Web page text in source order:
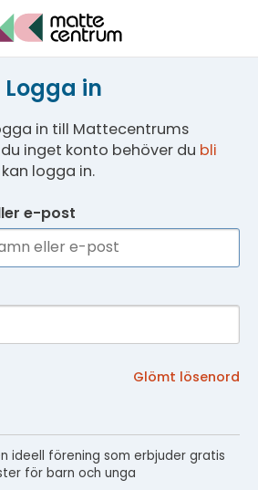
Logga in
in till Mattecentrums
inget konto behöver du bli
logga in.
e-post
Glömt lösenord
ideell förening som erbjuder gratis
för barn och unga